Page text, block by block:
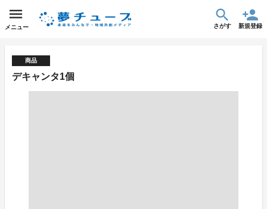
メニュー さがす 新規登録
商品
デキャンタ1個